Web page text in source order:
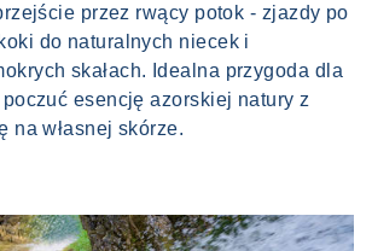
przez rwący potok - zjazdy po
do naturalnych niecek i
skałach. Idealna przygoda dla
esencję azorskiej natury z
na własnej skórze.